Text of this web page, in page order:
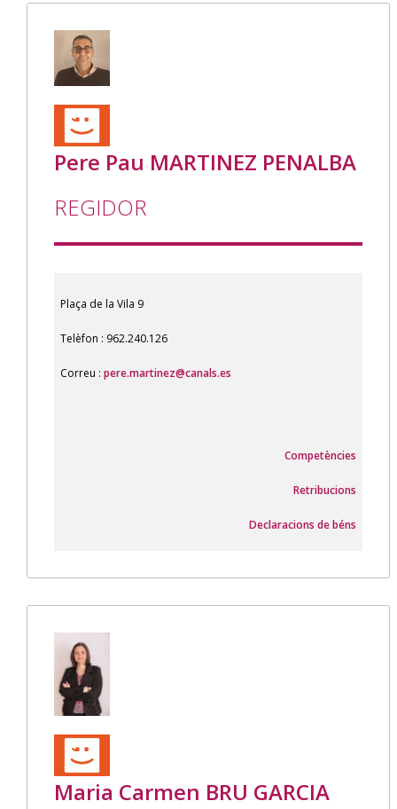
Pere Pau MARTINEZ PENALBA
REGIDOR
Plaça de la Vila 9
Telèfon : 962.240.126
Correu : pere.martinez@canals.es
Competències
Retribucions
Declaracions de béns
Maria Carmen BRU GARCIA